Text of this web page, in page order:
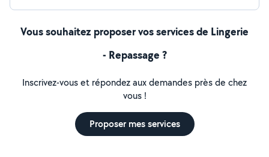
Vous souhaitez proposer vos services de Lingerie
- Repassage ?
Inscrivez-vous et répondez aux demandes près de chez
vous !
Proposer mes services